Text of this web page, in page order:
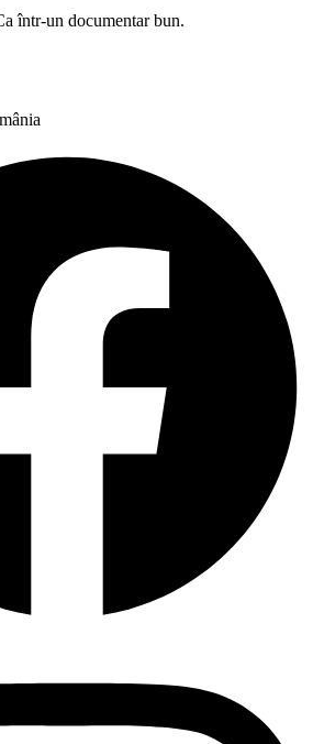
într-un documentar bun.